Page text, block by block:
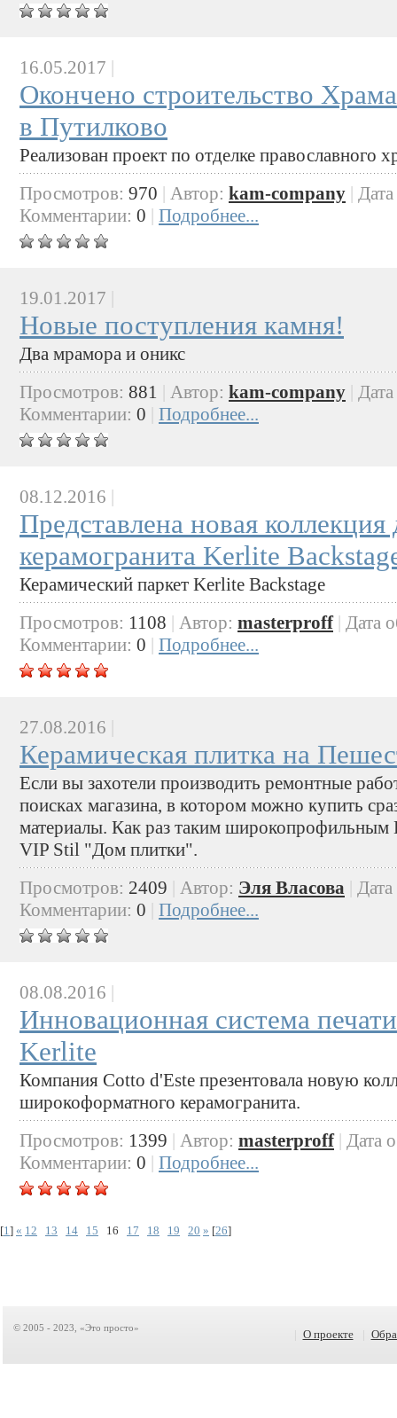
16.05.2017 |
Окончено строительство
в Путилково
Реализован проект по отделке православного
Просмотров: 970 | Автор: kam-company |
Комментарии: 0 | Подробнее...
19.01.2017
Новые поступления камня!
Два мрамора и оникс
Просмотров: 881 Автор: kam-company
Комментарии: 0 Подробнее...
08.12.2016 |
Представлена новая коллекция
керамогранита Kerlite
Керамический паркет Kerlite Backstage
Просмотров: 1108 | Автор: masterproff| Дата
Комментарии: 0 | Подробнее...
27.08.2016
Керамическая плитка на
Если вы захотели производить ремонтные
поисках магазина, в котором можно купить
материалы. Как раз таким широкопрофильным
VIP Stil "Дом плитки".
Просмотров: 2409 Автор: Эля Власова
Комментарии: 0 Подробнее...
08.08.2016 |
Инновационная система
Kerlite
Компания Cotto d'Este презентовала новую
широкоформатного керамогранита.
Просмотров: 1399 | Автор: masterproff| Дата
Комментарии: 0 | Подробнее...
[1 ] « 12 13 14 15 16 17 18 19 20 » [26]
© 2005 - 2023, «Это просто» О проекте